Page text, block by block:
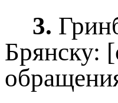
3.
Брянску: